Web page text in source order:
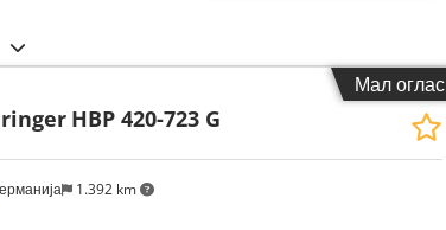
Мал оглас
1.392 km
HBP 420-723 G